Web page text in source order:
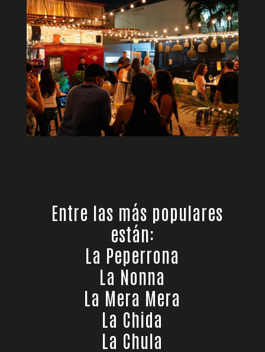
Entre las más populares
están:
La Peperrona
La Nonna
La Mera Mera
La Chida
La Chula